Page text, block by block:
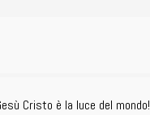
Cristo è la luce del mondo!